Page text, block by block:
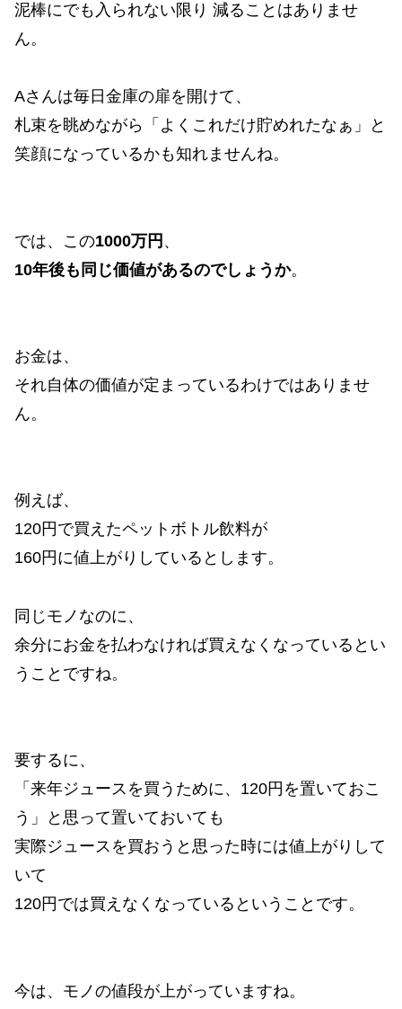
泥棒にでも入られない限り 減ることはありませ
ん。
Aさんは毎日金庫の扉を開けて、
札束を眺めながら「よくこれだけ貯めれたなぁ」と
笑顔になっているかも知れませんね。
では、この1000万円 、
10年後も同じ価値があるのでしょうか。
お金は、
それ自体の価値が定まっているわけではありませ
ん。
例えば、
120円で買えたペットボトル飲料が
160円に値上がりしているとします。
同じモノなのに、
余分にお金を払わなければ買えなくなっているとい
うことですね。
要するに、
「来年ジュースを買うために、120円を置いておこ
う」と思って置いておいても
実際ジュースを買おうと思った時には値上がりして
いて
120円では買えなくなっているということです。
今は、モノの値段が上がっていますね。